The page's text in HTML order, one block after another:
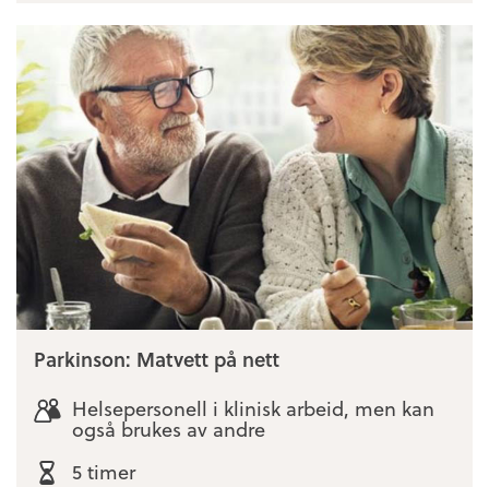
Parkinson: Matvett på nett
Helsepersonell i klinisk arbeid, men kan
også brukes av andre
5 timer